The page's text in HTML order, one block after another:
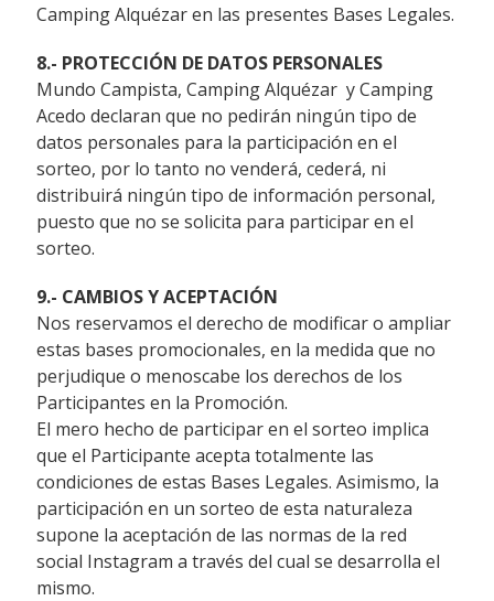
Camping Alquézar en las presentes Bases Legales.
8.- PROTECCIÓN DE DATOS PERSONALES
Mundo Campista, Camping Alquézar y Camping
Acedo declaran que no pedirán ningún tipo de
datos personales para la participación en el
sorteo, por lo tanto no venderá, cederá, ni
distribuirá ningún tipo de información personal,
puesto que no se solicita para participar en el
sorteo.
9.- CAMBIOS Y ACEPTACIÓN
Nos reservamos el derecho de modificar o ampliar
estas bases promocionales, en la medida que no
perjudique o menoscabe los derechos de los
Participantes en la Promoción.
El mero hecho de participar en el sorteo implica
que el Participante acepta totalmente las
condiciones de estas Bases Legales. Asimismo, la
participación en un sorteo de esta naturaleza
supone la aceptación de las normas de la red
social Instagram a través del cual se desarrolla el
mismo.